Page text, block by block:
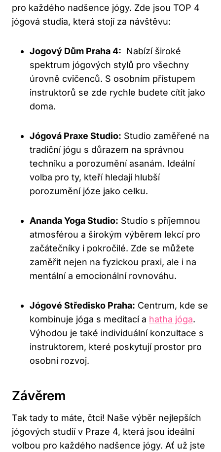
pro každého ⁣nadšence jógy. Zde jsou TOP 4
jógová‌ studia, ⁢která stojí‍ za návštěvu:
Jogový ⁤Dům Praha 4: ‌ Nabízí široké
⁣spektrum jógových stylů pro všechny
úrovně⁤ cvičenců. S osobním přístupem
instruktorů⁣ se ‌zde⁤ rychle budete cítit jako
⁤doma.
Jógová Praxe Studio: Studio zaměřené na‍
tradiční jógu s důrazem na správnou
techniku‌ a porozumění ⁣asanám. Ideální
volba⁤ pro⁢ ty, ⁢kteří hledají hlubší
porozumění józe ​jako celku.
Ananda ‌Yoga Studio: Studio s příjemnou‌
atmosférou a širokým výběrem lekcí pro
začátečníky i pokročilé. Zde ⁢se můžete
⁤zaměřit nejen na fyzickou praxi, ale i na
mentální ​a emocionální rovnováhu.
Jógové ‌Středisko Praha: ‍Centrum, kde se
​kombinuje jóga⁢ s meditací ‌a hatha ‌jóga.
Výhodou je také individuální ⁣konzultace s
instruktorem, které ⁣poskytují⁤ prostor pro
osobní rozvoj.
Závěrem
Tak tady to⁢ máte, čtci! Naše výběr nejlepších
jógových studií v Praze 4, která jsou ideální
volbou pro každého nadšence jógy. ​Ať už jste⁣